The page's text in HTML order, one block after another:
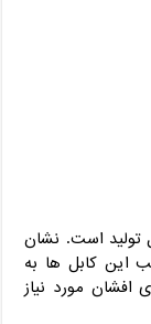
تک رشته تا 5 رشته قابل تولید است. نشان
این کابل ها به
مورد نیاز